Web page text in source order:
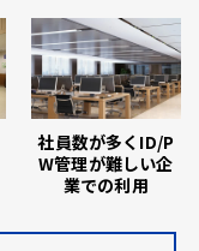
社員数が多くID/P
W管理が難しい企
業での利用